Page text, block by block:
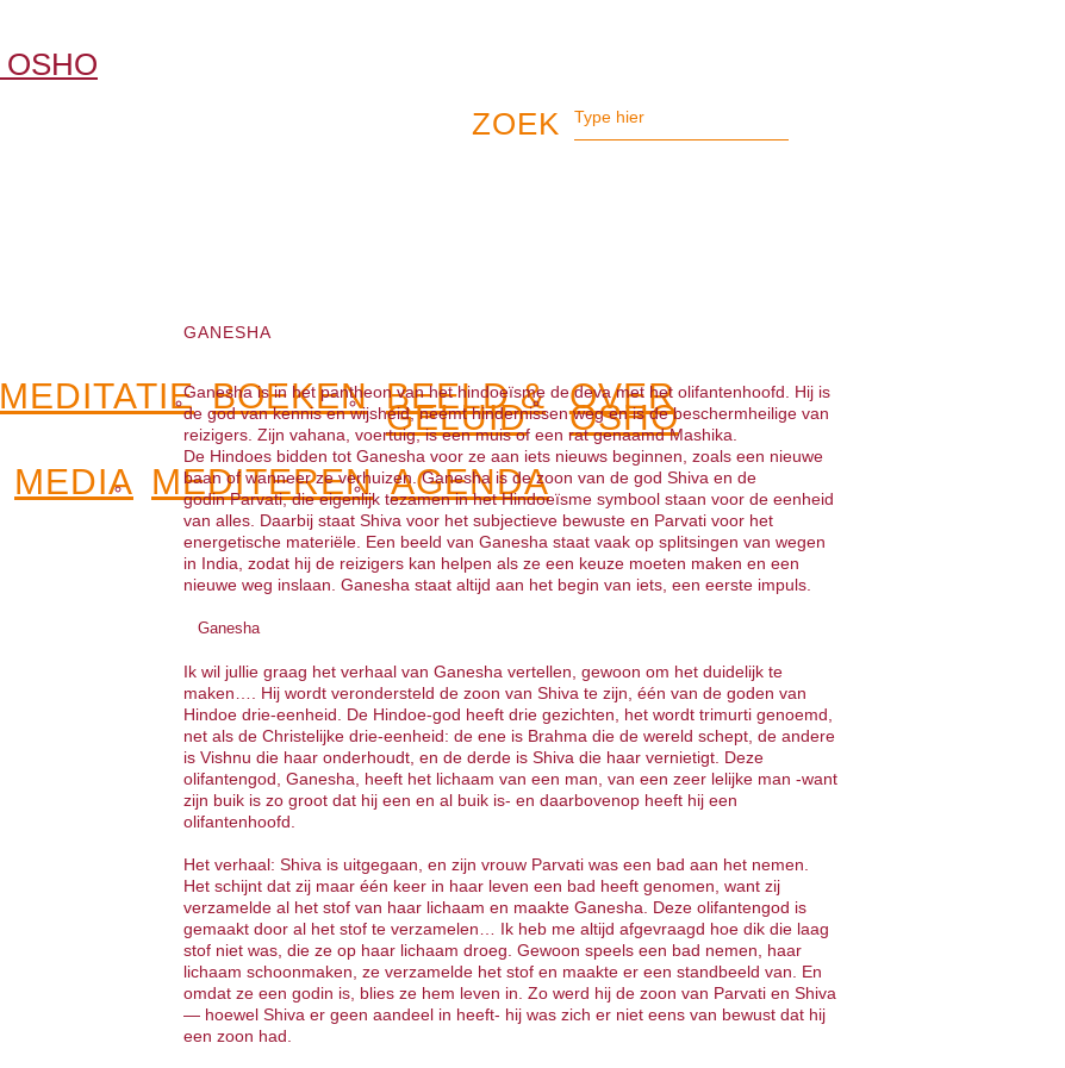
MEDITATIE BOEKEN BEELD &
GELUID
OVER
OSHO
MEDIA MEDITEREN AGENDA
GANESHA
Ganesha is in het pantheon van het hindoeïsme de deva met het olifantenhoofd. Hij is
de god van kennis en wijsheid, neemt hindernissen weg en is de beschermheilige van
reizigers. Zijn vahana, voertuig, is een muis of een rat genaamd Mashika.
De Hindoes bidden tot Ganesha voor ze aan iets nieuws beginnen, zoals een nieuwe
baan of wanneer ze verhuizen. Ganesha is de zoon van de god Shiva en de
godin Parvati, die eigenlijk tezamen in het Hindoeïsme symbool staan voor de eenheid
van alles. Daarbij staat Shiva voor het subjectieve bewuste en Parvati voor het
energetische materiële. Een beeld van Ganesha staat vaak op splitsingen van wegen
in India, zodat hij de reizigers kan helpen als ze een keuze moeten maken en een
nieuwe weg inslaan. Ganesha staat altijd aan het begin van iets, een eerste impuls.
Ganesha
Ik wil jullie graag het verhaal van Ganesha vertellen, gewoon om het duidelijk te
maken…. Hij wordt verondersteld de zoon van Shiva te zijn, één van de goden van
Hindoe drie-eenheid. De Hindoe-god heeft drie gezichten, het wordt trimurti genoemd,
net als de Christelijke drie-eenheid: de ene is Brahma die de wereld schept, de andere
is Vishnu die haar onderhoudt, en de derde is Shiva die haar vernietigt. Deze
olifantengod, Ganesha, heeft het lichaam van een man, van een zeer lelijke man -want
zijn buik is zo groot dat hij een en al buik is- en daarbovenop heeft hij een
olifantenhoofd.
Het verhaal: Shiva is uitgegaan, en zijn vrouw Parvati was een bad aan het nemen.
Het schijnt dat zij maar één keer in haar leven een bad heeft genomen, want zij
verzamelde al het stof van haar lichaam en maakte Ganesha. Deze olifantengod is
gemaakt door al het stof te verzamelen… Ik heb me altijd afgevraagd hoe dik die laag
stof niet was, die ze op haar lichaam droeg. Gewoon speels een bad nemen, haar
lichaam schoonmaken, ze verzamelde het stof en maakte er een standbeeld van. En
omdat ze een godin is, blies ze hem leven in. Zo werd hij de zoon van Parvati en Shiva
— hoewel Shiva er geen aandeel in heeft- hij was zich er niet eens van bewust dat hij
een zoon had.